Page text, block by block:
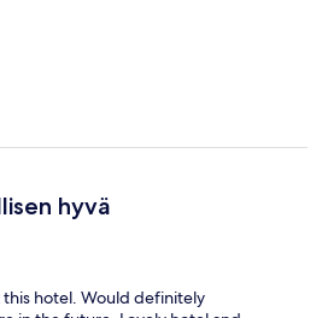
hyvä
this hotel. Would definitely